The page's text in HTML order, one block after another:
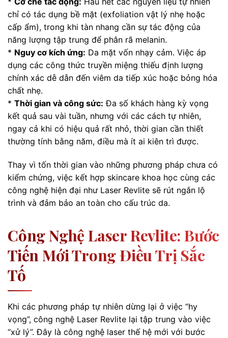
chỉ có tác dụng bề mặt (exfoliation vật lý nhẹ hoặc
cấp ẩm), trong khi tàn nhang cần sự tác động của
năng lượng tập trung để phân rã melanin.
* Nguy cơ kích ứng: Da mặt vốn nhạy cảm. Việc áp
dụng các công thức truyền miệng thiếu định lượng
chính xác dễ dẫn đến viêm da tiếp xúc hoặc bỏng hóa
chất nhẹ.
* Thời gian và công sức: Đa số khách hàng kỳ vọng
kết quả sau vài tuần, nhưng với các cách tự nhiên,
ngay cả khi có hiệu quả rất nhỏ, thời gian cần thiết
thường tính bằng năm, điều mà ít ai kiên trì được.
Thay vì tốn thời gian vào những phương pháp chưa có
kiểm chứng, việc kết hợp skincare khoa học cùng các
công nghệ hiện đại như Laser Revlite sẽ rút ngắn lộ
trình và đảm bảo an toàn cho cấu trúc da.
Công Nghệ Laser Revlite: Bước
Tiến Mới Trong Điều Trị Sắc
Tố
Khi các phương pháp tự nhiên dừng lại ở việc “hy
vọng”, công nghệ Laser Revlite lại tập trung vào việc
“xử lý”. Đây là công nghệ laser thế hệ mới với bước